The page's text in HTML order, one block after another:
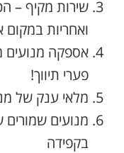
שירות מקיף –
ואחריות במקום
אספקה מנועים
פערי תיווך!
מלאי ענק של
מנועים שמורים
בקפידה